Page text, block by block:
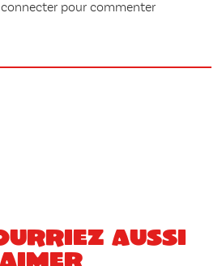
connecter pour commenter
aussi
aimer